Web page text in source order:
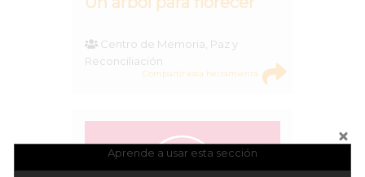
Centro de Memoria, Paz y
Reconciliación
Compartir esta herramienta
Aprende a usar esta sección